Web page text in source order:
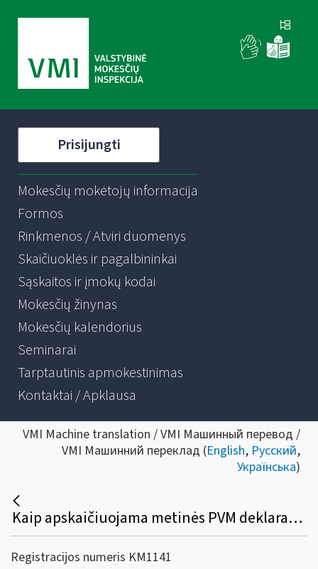
Prisijungti
Mokesčių mokėtojų informacija
Formos
Rinkmenos / Atviri duomenys
Skaičiuoklės ir pagalbininkai
Sąskaitos ir įmokų kodai
Mokesčių žinynas
Mokesčių kalendorius
Seminarai
Tarptautinis apmokestinimas
Kontaktai / Apklausa
VMI Machine translation / VMI Машинный перевод /
VMI Машинний переклад (English, Русский,
Українська)
Kaip apskaičiuojama metinės PVM deklaracijos (forma FR0516) 16 laukelio suma?
Registracijos numeris KM1141